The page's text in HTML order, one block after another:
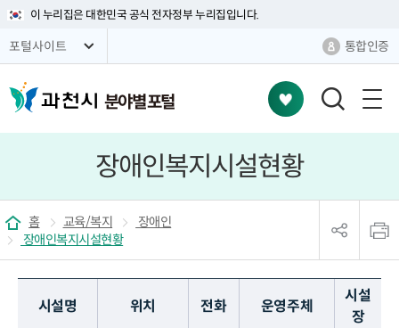
이 누리집은 대한민국 공식 전자정부 누리집입니다.
포털사이트 통합인증
분야별 포털
검
장애인복지시설현황
홈 교육/복지
장애인
장애인복지시설현황
sns
유
스
트
본
문
인
시설명 위치 전화 운영주체
시설
장